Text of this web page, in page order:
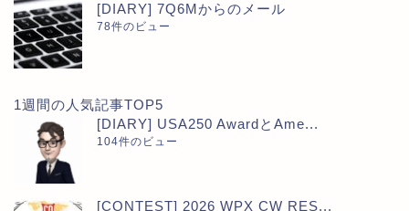
[DIARY] 7Q6Mからのメール
78件のビュー
1週間の人気記事TOP5
[DIARY] USA250 AwardとAme...
104件のビュー
[CONTEST] 2026 WPX CW RES...